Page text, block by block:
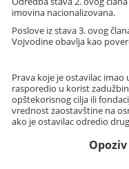
imovina nacionalizovana.
Poslove iz stava 3. ovog
Vojvodine obavlja kao
Prava koje je ostavilac imao
rasporedio u korist
opštekorisnog cilja ili
vrednost zaostavštine na
ako je ostavilac odredio